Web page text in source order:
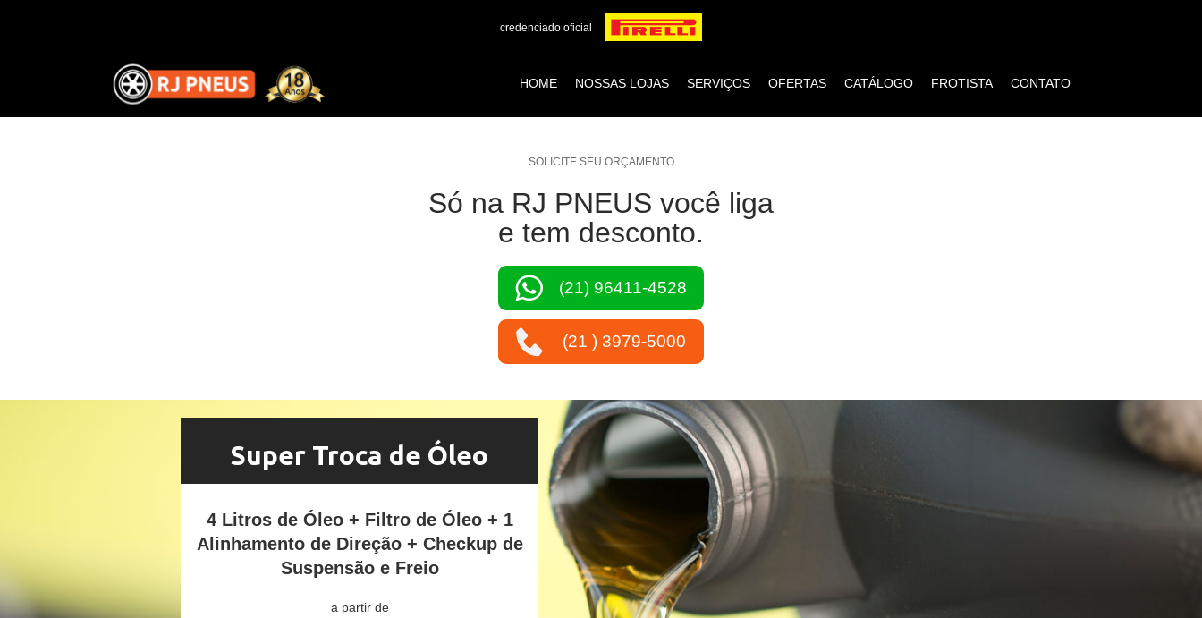
credenciado oficial
HOME NOSSAS LOJAS SERVIÇOS OFERTAS CATÁLOGO FROTISTA CONTATO
SOLICITE SEU ORÇAMENTO
Só na RJ PNEUS você liga
e tem desconto.
(21) 96411-4528
(21 ) 3979-5000
Super Troca de Óleo
4 Litros de Óleo + Filtro de Óleo + 1
Alinhamento de Direção + Checkup de
Suspensão e Freio
a partir de